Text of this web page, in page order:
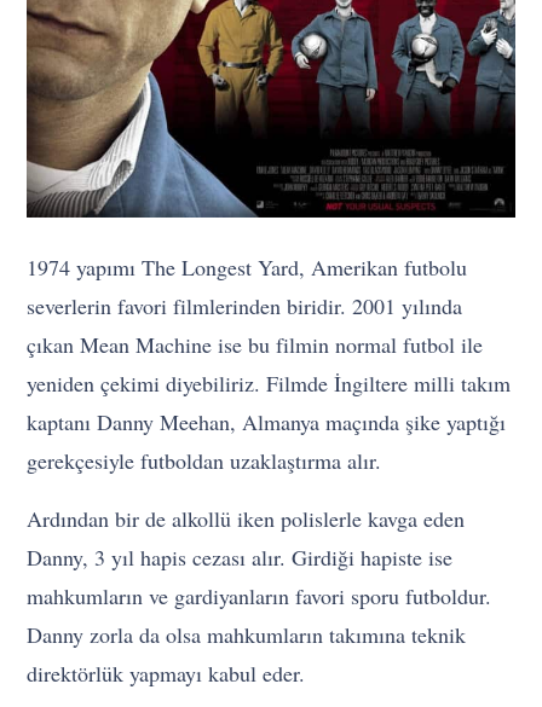
1974 yapımı The Longest Yard, Amerikan futbolu
severlerin favori filmlerinden biridir. 2001 yılında
çıkan Mean Machine ise bu filmin normal futbol ile
yeniden çekimi diyebiliriz. Filmde İngiltere milli takım
kaptanı Danny Meehan, Almanya maçında şike yaptığı
gerekçesiyle futboldan uzaklaştırma alır.
Ardından bir de alkollü iken polislerle kavga eden
Danny, 3 yıl hapis cezası alır. Girdiği hapiste ise
mahkumların ve gardiyanların favori sporu futboldur.
Danny zorla da olsa mahkumların takımına teknik
direktörlük yapmayı kabul eder.